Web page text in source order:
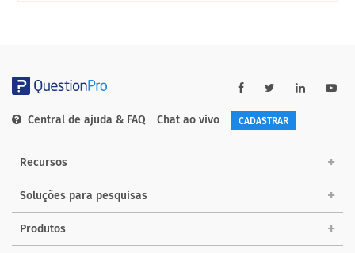
Central de ajuda & FAQ Chat ao vivo CADASTRAR
Recursos
Soluções para pesquisas
Produtos